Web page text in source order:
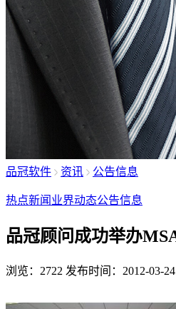
品冠软件 资讯 公告信息
热点新闻 业界动态公告信息
品冠顾问成功举办
浏览：2722 发布时间：2012-03-24